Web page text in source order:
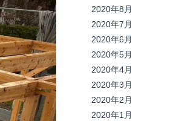
2020年8月
2020年7月
2020年6月
2020年5月
2020年4月
2020年3月
2020年2月
2020年1月